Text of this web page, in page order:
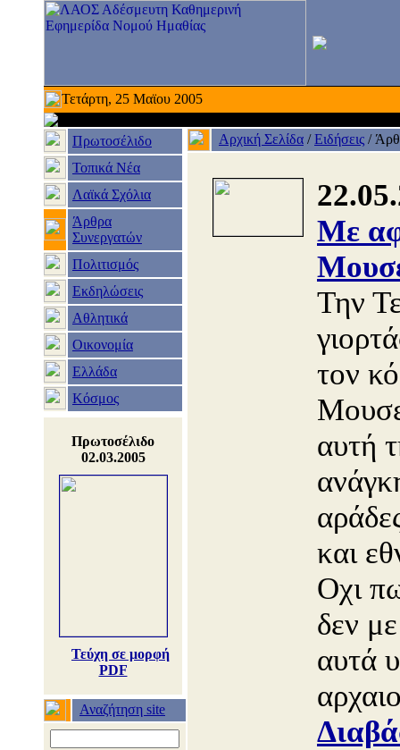
Τετάρτη, 25 Μαϊου 2005
Πρωτοσέλιδο
Τοπικά Νέα
Λαϊκά Σχόλια
Άρθρα
Συνεργατών
Πολιτισμός
Εκδηλώσεις
Αθλητικά
Οικονομία
Ελλάδα
Κόσμος
Πρωτοσέλιδο
02.03.2005
Τεύχη σε μορφή
PDF
Αναζήτηση site
Αρχική Σελίδα /Ειδήσεις /
Με
Την
τον
αυτή
και
Οχι
δεν
αυτά